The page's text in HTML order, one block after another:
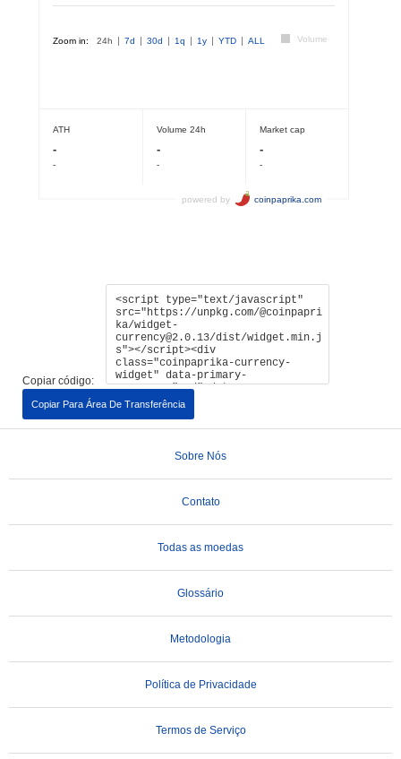
Copiar código:
Copiar Para Área De Transferência
Sobre Nós
Contato
Todas as moedas
Glossário
Metodologia
Política de Privacidade
Termos de Serviço